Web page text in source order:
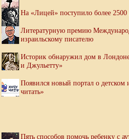
На «Лицей» поступило более 2500
Литературную премию
израильскому писателю
Историк обнаружил дом в
и Джульетту»
Появился новый портал о
читать»
Пять способов помочь ребенку с